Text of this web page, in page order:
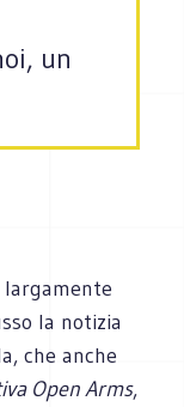
un
largamente
la notizia
che anche
Open Arms,